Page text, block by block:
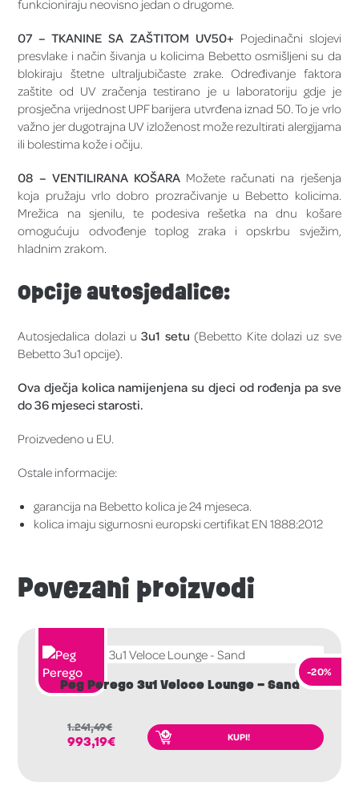
funkcioniraju neovisno jedan o drugome.
07 – TKANINE SA ZAŠTITOM UV50+ Pojedinačni slojevi
presvlake i način šivanja u kolicima Bebetto osmišljeni su da
blokiraju štetne ultraljubičaste zrake. Određivanje faktora
zaštite od UV zračenja testirano je u laboratoriju gdje je
prosječna vrijednost UPF barijera utvrđena iznad 50. To je vrlo
važno jer dugotrajna UV izloženost može rezultirati alergijama
ili bolestima kože i očiju.
08 – VENTILIRANA KOŠARAMožete računati na rješenja
koja pružaju vrlo dobro prozračivanje u Bebetto kolicima.
Mrežica na sjenilu, te podesiva rešetka na dnu košare
omogućuju odvođenje toplog zraka i opskrbu svježim,
hladnim zrakom.
Opcije autosjedalice:
Autosjedalica dolazi u3u1 setu (Bebetto Kite dolazi uz sve
Bebetto 3u1 opcije).
Ova dječja kolica namijenjena su djeci od rođenja pa sve
do 36 mjeseci starosti.
Proizvedeno u EU.
Ostale informacije:
garancija na Bebetto kolica je 24 mjeseca.
kolica imaju sigurnosni europski certifikat EN 1888:2012
Povezani proizvodi
-20%
Peg Perego 3u1 Veloce Lounge – Sand
1.241,49€
993,19€ KUPI!